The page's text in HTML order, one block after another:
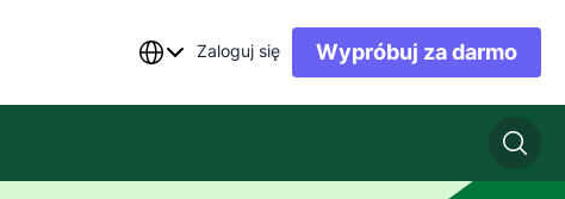
Zaloguj się Wypróbuj za darmo